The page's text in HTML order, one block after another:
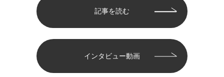
記事を読む
インタビュー動画